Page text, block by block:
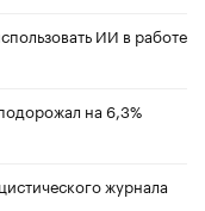
ИИ в работе
на 6,3%
журнала